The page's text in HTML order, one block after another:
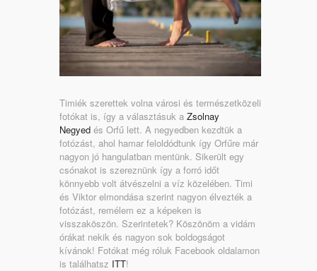
Timiék szerettek volna városi és természetközeli
fotókat is, így a választásuk a Zsolnay
Negyed és Orfű lett. A negyedben kezdtük a
fotózást, ahol hamar feloldódtunk így Orfűre már
nagyon jó hangulatban mentünk. Sikerült egy
csónakot is szereznünk így a forró időt
könnyebb volt átvészelni a víz közelében. Timi
és Viktor elmondása szerint nagyon élvezték a
fotózást, remélem ez a képeken is
visszaköszön. Szerintetek? Köszönöm a vidám
órákat nekik és nagyon sok boldogságot
kívánok! Fotókat még róluk Facebook oldalamon
is találhatsz ITT!